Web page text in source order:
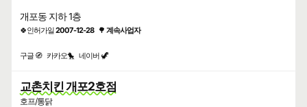
개포동 지하 1층
🍀인허가일2007-12-28 🌳 계속사업자
구글 🧭 카카오🐤 네이버 🦖
교촌치킨 개포2호점
호프/통닭